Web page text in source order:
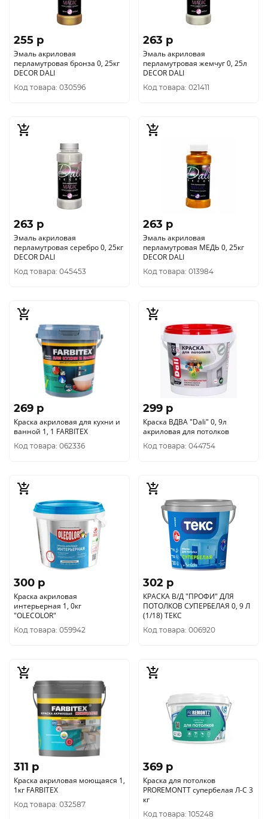
255 p
Эмаль акриловая
перламутровая бронза 0, 25кг
DECOR DALI
Код товара: 030596
263 p
Эмаль акриловая
перламутровая жемчуг 0, 25л
DECOR DALI
Код товара: 021411
263 p
Эмаль акриловая
перламутровая серебро 0, 25кг
DECOR DALI
Код товара: 045453
263 p
Эмаль акриловая
перламутровая МЕДЬ 0, 25кг
DECOR DALI
Код товара: 013984
269 p
Краска акриловая для кухни и
ванной 1, 1 FARBITEX
Код товара: 062336
299 p
Краска ВДВА "Dаli" 0, 9л
акриловая для потолков
Код товара: 044754
300 p
Краска акриловая
интерьерная 1, 0кг
"OLECOLOR"
Код товара: 059942
302 p
КРАСКА В/Д "ПРОФИ" ДЛЯ
ПОТОЛКОВ СУПЕРБЕЛАЯ 0, 9 Л
(1/18) ТЕКС
Код товара: 006920
311 p
Краска акриловая моющаяся 1,
1кг FARBITEX
Код товара: 032587
369 p
Краска для потолков
PROREMONTT супербелая Л-С 3
кг
Код товара: 105248